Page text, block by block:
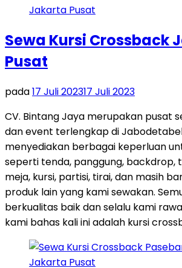
Sewa Kursi Crossback
Pusat
pada17 Juli 202317 Juli 2023
CV. Bintang Jaya merupakan pusat
dan event terlengkap di
menyediakan berbagai keperluan
seperti tenda, panggung, backdrop,
meja, kursi, partisi, tirai, dan masih
produk lain yang kami sewakan.
berkualitas baik dan selalu kami
kami bahas kali ini adalah kursi